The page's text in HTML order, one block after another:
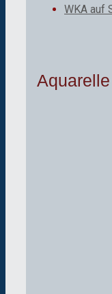
WKA auf